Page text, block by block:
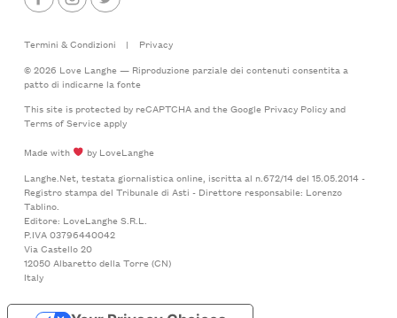
Termini & Condizioni |
Privacy
© 2026 Love Langhe — Riproduzione parziale dei contenuti consentita a
patto di indicarne la fonte
This site is protected by reCAPTCHA and the Google Privacy Policyand
Terms of Serviceapply
Made with
by LoveLanghe
Langhe.Net, testata giornalistica online, iscritta al n.672/14 del 15.05.2014 -
Registro stampa del Tribunale di Asti - Direttore responsabile: Lorenzo
Tablino.
Editore: LoveLanghe S.R.L.
P.IVA 03796440042
Via Castello 20
12050 Albaretto della Torre (CN)
Italy